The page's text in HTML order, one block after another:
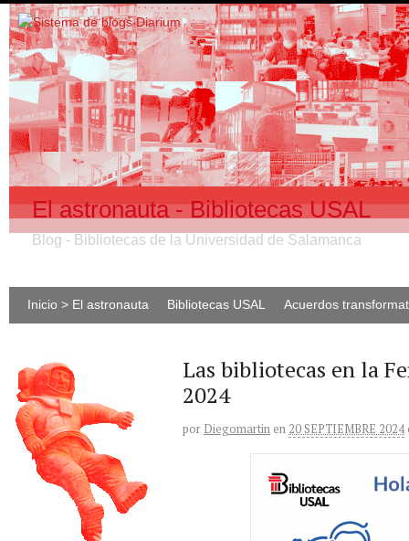
El astronauta - Bibliotecas USAL
Blog - Bibliotecas de la Universidad de Salamanca
Inicio > El astronauta Bibliotecas USAL Acuerdos
Las bibliotecas en la
2024
por Diegomartin en 20 SEPTIEMBRE 2024